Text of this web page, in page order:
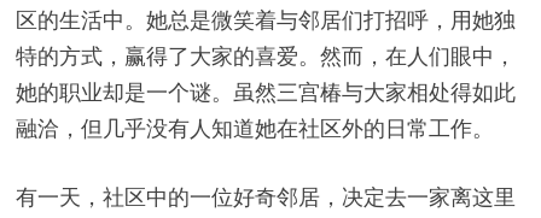
区的生活中。她总是微笑着与邻居们打招呼，用她独
特的方式，赢得了大家的喜爱。然而，在人们眼中，
她的职业却是一个谜。虽然三宫椿与大家相处得如此
融洽，但几乎没有人知道她在社区外的日常工作。
有一天，社区中的一位好奇邻居，决定去一家离这里